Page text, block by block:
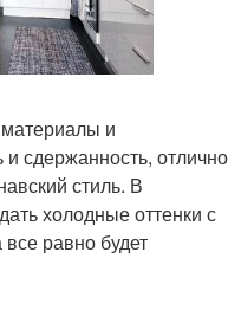
и
сдержанность, отлично
стиль. В
холодные оттенки с
равно будет